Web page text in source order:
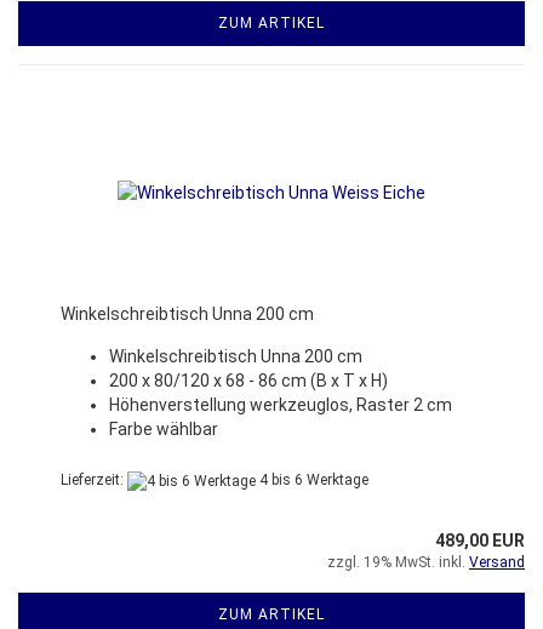
ZUM ARTIKEL
Winkelschreibtisch Unna 200 cm
Winkelschreibtisch Unna 200 cm
200 x 80/120 x 68 - 86 cm (B x T x H)
Höhenverstellung werkzeuglos, Raster 2 cm
Farbe wählbar
Lieferzeit: 4 bis 6 Werktage
489,00 EUR
zzgl. 19% MwSt. inkl. Versand
ZUM ARTIKEL